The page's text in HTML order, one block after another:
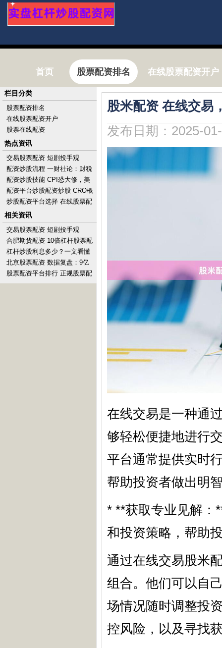
首页 股票配资排名 在线股票配资开户
股米配资 在线交易
发布日期：2025-
在线交易是一种通
够轻松便捷地进行
平台通常提供实时
帮助投资者做出明
* **获取专业见解：
和投资策略，帮助
通过在线交易股米
组合。他们可以自
场情况随时调整投
控风险，以及寻找
栏目分类
股票配资排名
在线股票配资开户
股票在线配资
热点资讯
交易股票配资 短剧投手观
察：“挥金如土”，一晚亏10万
配资炒股流程 一财社论：财税
改革勾勒中国式现代化路线图
配资炒股技能 CPI恐大修，美
股涨势消减，标普惊险收创历
史新高，财报后A
配资平台炒股配资炒股 CRO概
念股集体走低 康龙化成跌近
4%药明康德跌超
炒股配资平台选择 在线股票配
资攻略：掌握投资技巧，优化
资金运用
相关资讯
交易股票配资 短剧投手观
察：“挥金如土”，一晚亏10万
合肥期货配资 10倍杠杆股票配
资：高收益，高风险，谨慎投
资
杠杆炒股利息多少？一文看懂
费率
北京股票配资 数据复盘：9亿
净流入消费电子 龙虎榜抢筹上
海贝岭
股票配资平台排行 正规股票配
资开户，安全可靠，资金保障